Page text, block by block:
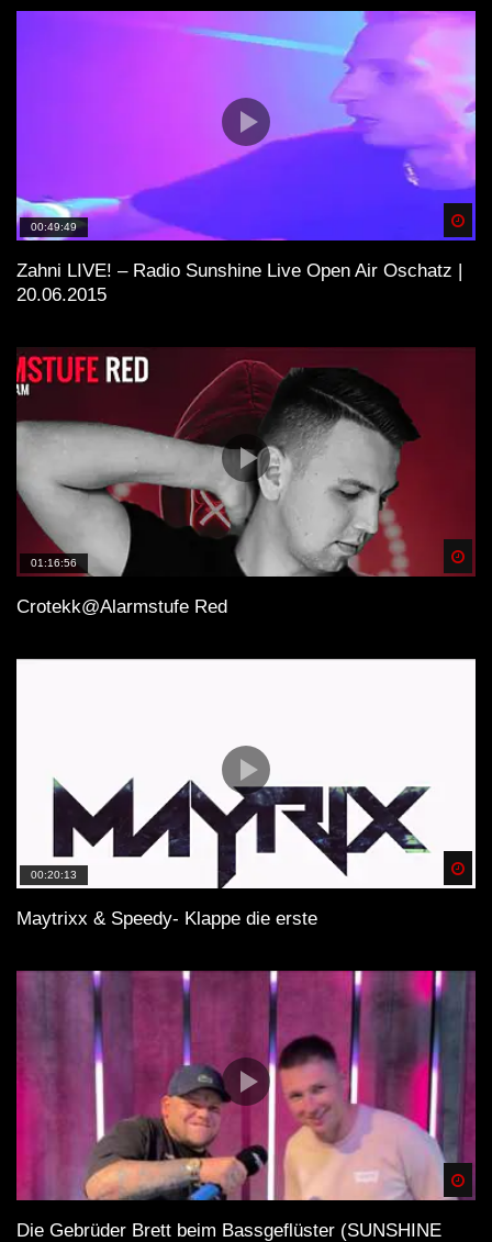
00:49:49
Zahni LIVE! – Radio Sunshine Live Open Air Oschatz |
20.06.2015
01:16:56
Crotekk@Alarmstufe Red
00:20:13
Maytrixx & Speedy- Klappe die erste
Die Gebrüder Brett beim Bassgeflüster (SUNSHINE